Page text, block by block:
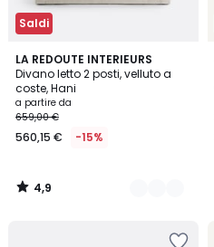
Saldi
LA REDOUTE INTERIEURS
Divano letto 2 posti, velluto a
coste, Hani
a partire da
659,00 €
560,15 € -15%
4,9
/ 5
5
Colori
4,9
/